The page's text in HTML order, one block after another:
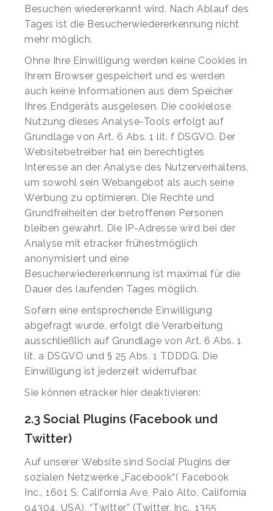
Besuchen wiedererkannt wird. Nach Ablauf des
Tages ist die Besucherwiedererkennung nicht
mehr möglich.
Ohne Ihre Einwilligung werden keine Cookies in
Ihrem Browser gespeichert und es werden
auch keine Informationen aus dem Speicher
Ihres Endgeräts ausgelesen. Die cookielose
Nutzung dieses Analyse-Tools erfolgt auf
Grundlage von Art. 6 Abs. 1 lit. f DSGVO. Der
Websitebetreiber hat ein berechtigtes
Interesse an der Analyse des Nutzerverhaltens,
um sowohl sein Webangebot als auch seine
Werbung zu optimieren. Die Rechte und
Grundfreiheiten der betroffenen Personen
bleiben gewahrt. Die IP-Adresse wird bei der
Analyse mit etracker frühestmöglich
anonymisiert und eine
Besucherwiedererkennung ist maximal für die
Dauer des laufenden Tages möglich.
Sofern eine entsprechende Einwilligung
abgefragt wurde, erfolgt die Verarbeitung
ausschließlich auf Grundlage von Art. 6 Abs. 1
lit. a DSGVO und § 25 Abs. 1 TDDDG. Die
Einwilligung ist jederzeit widerrufbar.
Sie können etracker hier deaktivieren:
2.3 Social Plugins (Facebook und
Twitter)
Auf unserer Website sind Social Plugins der
sozialen Netzwerke „Facebook“( Facebook
Inc., 1601 S. California Ave, Palo Alto, California
94304, USA), “Twitter” (Twitter, Inc., 1355